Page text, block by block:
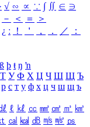
√ ∽ ∝ ∵ ∫ ∬ ∈ ∋
－ ＜ ＝
＞
¿ ː ！ ＇ ， ． ／
：
ß þ ŧ ŋ ŉ
Т У Ф Х Ц Ч Ш Щ Ъ
р с т у ф х ц ч ш щ ъ
ℓ ㎘ ㏄ ㎣ ㎤ ㎥ ㎦
㎈ ㎉ ㏈ ㎧ ㎨ ㎰